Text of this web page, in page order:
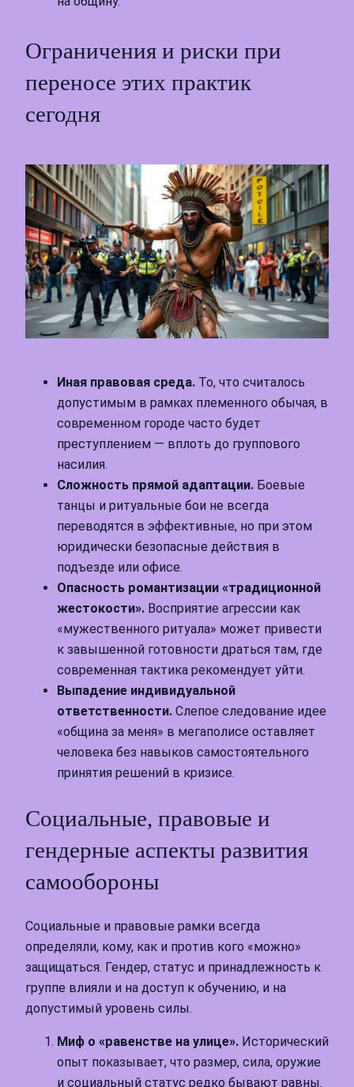
Ограничения и риски при
переносе этих практик
сегодня
Иная правовая среда. То, что считалось
допустимым в рамках племенного обычая, в
современном городе часто будет
преступлением — вплоть до группового
насилия.
Сложность прямой адаптации. Боевые
танцы и ритуальные бои не всегда
переводятся в эффективные, но при этом
юридически безопасные действия в
подъезде или офисе.
Опасность романтизации «традиционной
жестокости». Восприятие агрессии как
«мужественного ритуала» может привести
к завышенной готовности драться там, где
современная тактика рекомендует уйти.
Выпадение индивидуальной
ответственности. Слепое следование идее
«община за меня» в мегаполисе оставляет
человека без навыков самостоятельного
принятия решений в кризисе.
Социальные, правовые и
гендерные аспекты развития
самообороны
Социальные и правовые рамки всегда
определяли, кому, как и против кого «можно»
защищаться. Гендер, статус и принадлежность к
группе влияли и на доступ к обучению, и на
допустимый уровень силы.
Миф о «равенстве на улице». Исторический
опыт показывает, что размер, сила, оружие
и социальный статус редко бывают равны.